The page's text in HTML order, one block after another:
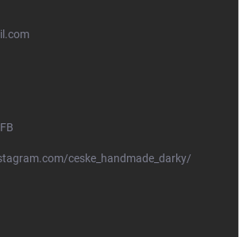
ceske_handmade_darky/